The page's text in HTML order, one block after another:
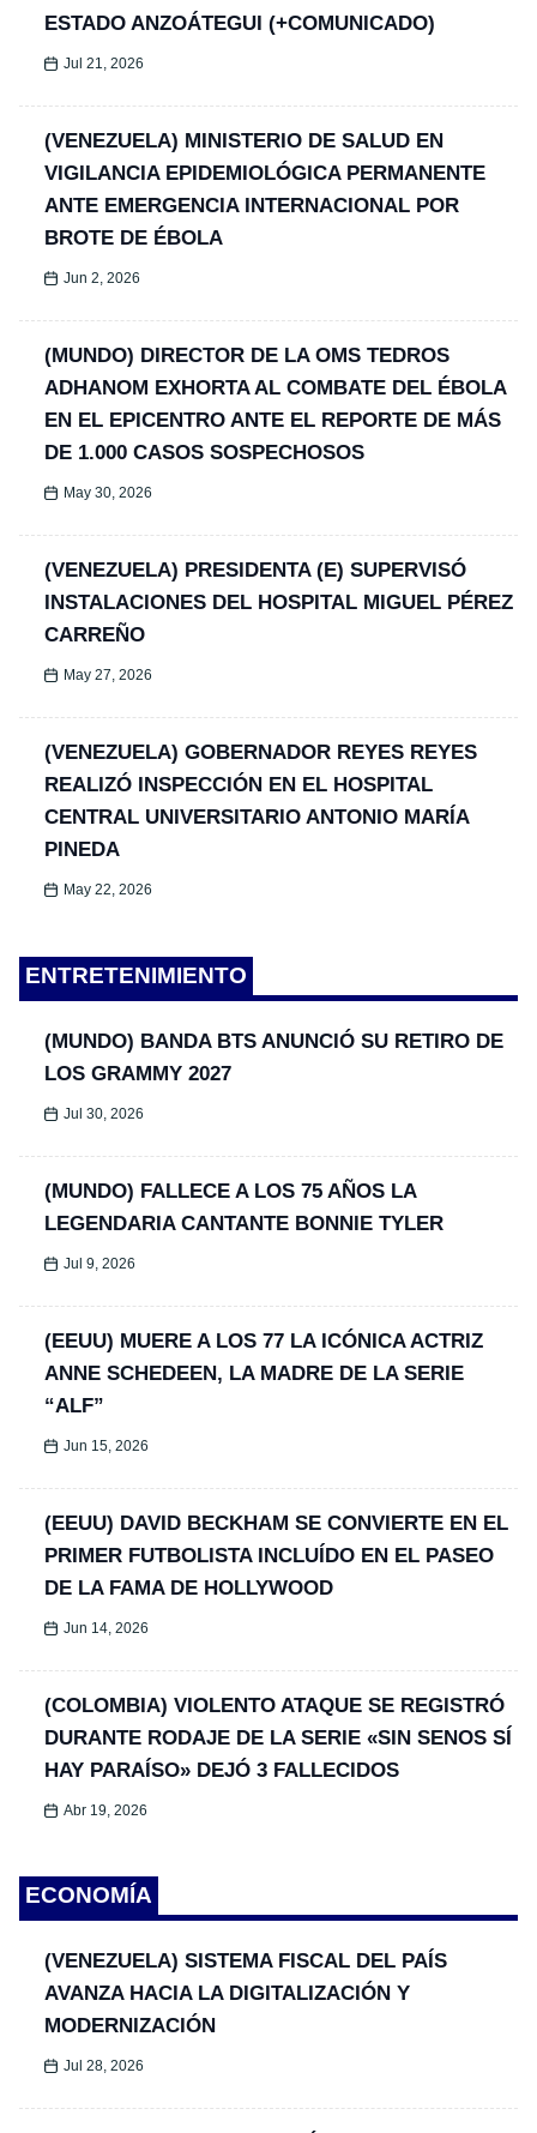
ESTADO ANZOÁTEGUI (+COMUNICADO)
Jul 21, 2026
(VENEZUELA) MINISTERIO DE SALUD EN
VIGILANCIA EPIDEMIOLÓGICA PERMANENTE
ANTE EMERGENCIA INTERNACIONAL POR
BROTE DE ÉBOLA
Jun 2, 2026
(MUNDO) DIRECTOR DE LA OMS TEDROS
ADHANOM EXHORTA AL COMBATE DEL ÉBOLA
EN EL EPICENTRO ANTE EL REPORTE DE MÁS
DE 1.000 CASOS SOSPECHOSOS
May 30, 2026
(VENEZUELA) PRESIDENTA (E) SUPERVISÓ
INSTALACIONES DEL HOSPITAL MIGUEL PÉREZ
CARREÑO
May 27, 2026
(VENEZUELA) GOBERNADOR REYES REYES
REALIZÓ INSPECCIÓN EN EL HOSPITAL
CENTRAL UNIVERSITARIO ANTONIO MARÍA
PINEDA
May 22, 2026
ENTRETENIMIENTO
(MUNDO) BANDA BTS ANUNCIÓ SU RETIRO DE
LOS GRAMMY 2027
Jul 30, 2026
(MUNDO) FALLECE A LOS 75 AÑOS LA
LEGENDARIA CANTANTE BONNIE TYLER
Jul 9, 2026
(EEUU) MUERE A LOS 77 LA ICÓNICA ACTRIZ
ANNE SCHEDEEN, LA MADRE DE LA SERIE
“ALF”
Jun 15, 2026
(EEUU) DAVID BECKHAM SE CONVIERTE EN EL
PRIMER FUTBOLISTA INCLUÍDO EN EL PASEO
DE LA FAMA DE HOLLYWOOD
Jun 14, 2026
(COLOMBIA) VIOLENTO ATAQUE SE REGISTRÓ
DURANTE RODAJE DE LA SERIE «SIN SENOS SÍ
HAY PARAÍSO» DEJÓ 3 FALLECIDOS
Abr 19, 2026
ECONOMÍA
(VENEZUELA) SISTEMA FISCAL DEL PAÍS
AVANZA HACIA LA DIGITALIZACIÓN Y
MODERNIZACIÓN
Jul 28, 2026